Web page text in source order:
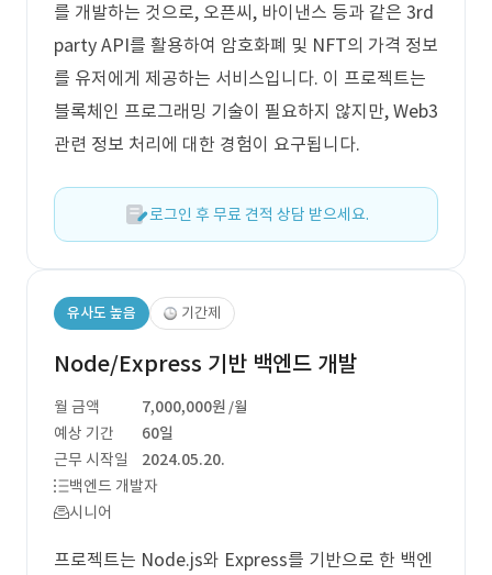
를 개발하는 것으로, 오픈씨, 바이낸스 등과 같은 3rd
party API를 활용하여 암호화폐 및 NFT의 가격 정보
를 유저에게 제공하는 서비스입니다. 이 프로젝트는
블록체인 프로그래밍 기술이 필요하지 않지만, Web3
관련 정보 처리에 대한 경험이 요구됩니다.
로그인 후 무료 견적 상담 받으세요.
유사도 높음 기간제
Node/Express 기반 백엔드 개발
월 금액 7,000,000원 /월
예상 기간
60일
근무 시작일
2024.05.20.
백엔드 개발자
시니어
프로젝트는 Node.js와 Express를 기반으로 한 백엔